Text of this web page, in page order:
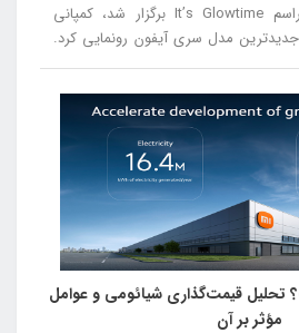
در تاریخ ۱۹ شهریور مراسم It’s Glowtime برگزار شد، کمپانی
مدل سری آیفون رونمایی کرد.
در این مراسم از آیفون ۱۶، آیفون ۱۶ پلاس، آیفون ۱۶ پرو و آیفون ۱۶
تحلیل قیمت‌گذاری شیائومی و عوامل
مؤثر بر آن